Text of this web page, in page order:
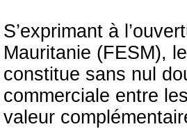
S’exprimant à
Mauritanie (FESM),
constitue sans nul
commerciale entre
valeur